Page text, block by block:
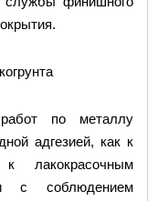
по металлу
адгезией, как к
лакокрасочным
с соблюдением